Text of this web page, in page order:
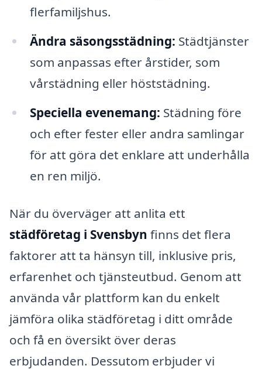
flerfamiljshus.
Ändra säsongsstädning: Städtjänster
som anpassas efter årstider, som
vårstädning eller höststädning.
Speciella evenemang: Städning före
och efter fester eller andra samlingar
för att göra det enklare att underhålla
en ren miljö.
När du överväger att anlita ett
städföretag i Svensbyn finns det flera
faktorer att ta hänsyn till, inklusive pris,
erfarenhet och tjänsteutbud. Genom att
använda vår plattform kan du enkelt
jämföra olika städföretag i ditt område
och få en översikt över deras
erbjudanden. Dessutom erbjuder vi